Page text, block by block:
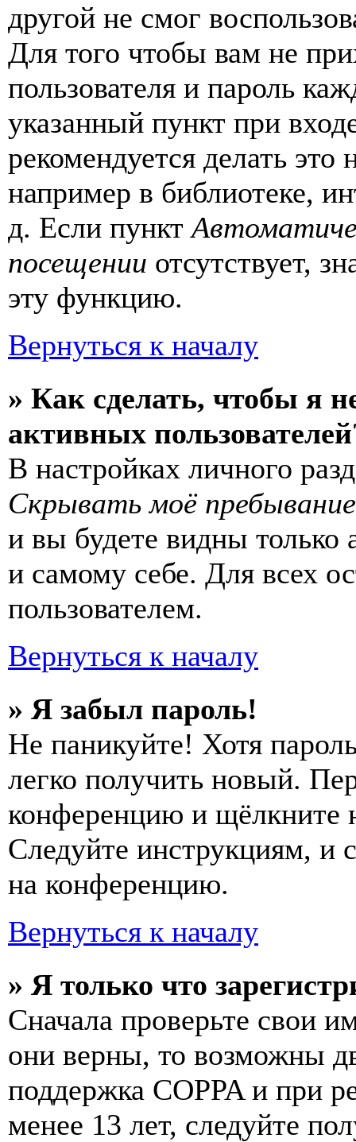
другой не смог
Для того чтобы вам не
пользователя и пароль
указанный пункт при
рекомендуется делать
например в библиотеке,
д. Если пункт
посещении отсутствует,
эту функцию.
Вернуться к началу
» Как сделать, чтобы я
активных
В настройках личного
Скрывать моё
и вы будете видны только
и самому себе. Для всех
пользователем.
Вернуться к началу
» Я забыл пароль!
Не паникуйте! Хотя
легко получить новый.
конференцию и щёлкните
Следуйте инструкциям, и
на конференцию.
Вернуться к началу
» Я только что
Сначала проверьте свои
они верны, то возможны
поддержка COPPA и при
менее 13 лет, следуйте